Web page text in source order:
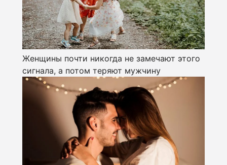
Женщины почти никогда не замечают этого
сигнала, а потом теряют мужчину